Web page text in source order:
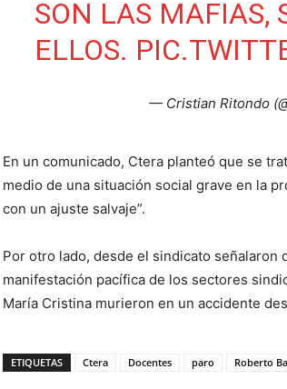
SON LAS MAFIAS,
ELLOS.
— Cristian Ritondo
En un comunicado, Ctera planteó que se
medio de una situación social grave en la
con un ajuste salvaje”.
Por otro lado, desde el sindicato señalaron
manifestación pacífica de los sectores
María Cristina murieron en un accidente
ETIQUETAS Ctera Docentes paro Roberto